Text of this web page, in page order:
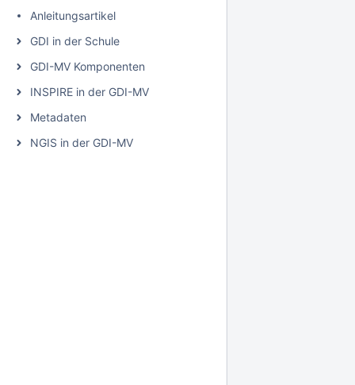
Anleitungsartikel
GDI in der Schule
GDI-MV Komponenten
INSPIRE in der GDI-MV
Metadaten
NGIS in der GDI-MV